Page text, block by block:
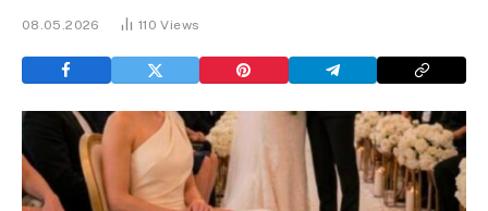
08.05.2026 110Views